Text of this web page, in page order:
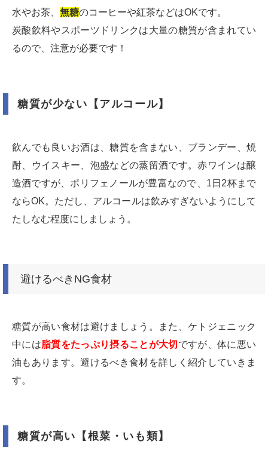
水やお茶、 無糖のコーヒーや紅茶などはOKです。
炭酸飲料やスポーツドリンクは大量の糖質が含まれてい
るので、注意が必要です！
糖質が少ない【アルコール】
飲んでも良いお酒は、糖質を含まない、ブランデー、焼
酎、ウイスキー、泡盛などの蒸留酒です。赤ワインは醸
造酒ですが、ポリフェノールが豊富なので、1日2杯まで
ならOK。ただし、アルコールは飲みすぎないようにして
たしなむ程度にしましょう。
避けるべきNG食材
糖質が高い食材は避けましょう。また、ケトジェニック
中には脂質をたっぷり摂ることが大切 ですが、体に悪い
油もあります。避けるべき食材を詳しく紹介していきま
す。
糖質が高い【根菜・いも類】